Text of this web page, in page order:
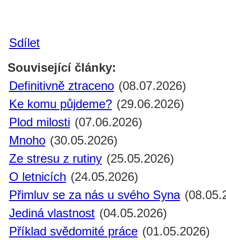
Sdílet
Související články:
Definitivně ztraceno (08.07.2026)
Ke komu půjdeme? (29.06.2026)
Plod milosti (07.06.2026)
Mnoho (30.05.2026)
Ze stresu z rutiny (25.05.2026)
O letnicích (24.05.2026)
Přimluv se za nás u svého Syna
Jediná vlastnost (04.05.2026)
Příklad svědomité práce (01.05.2026)